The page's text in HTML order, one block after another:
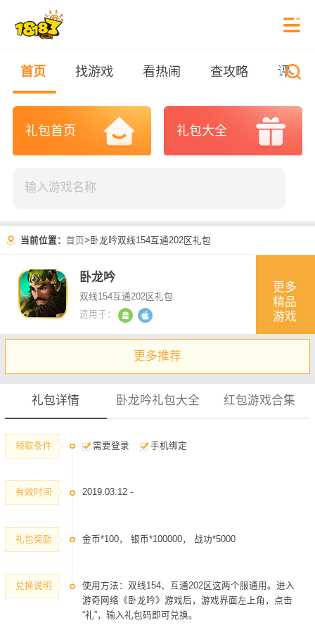
首页 找游戏 看热闹 查攻略 评测
礼包首页 礼包大全
当前位置：首页> 卧龙吟双线154互通202区礼包
卧龙吟
双线154互通202区礼包
适用于：
更多
精品
游戏
建议您收藏本页方便实时查看最新礼包
更多推荐
礼包详情 卧龙吟礼包大全 红包游戏合集
领取条件 需要登录 手机绑定
有效时间 2019.03.12 -
礼包奖励 金币*100， 银币*100000， 战功*5000
兑换说明
使用方法：双线154、互通202区这两个服通用。进入
游奇网络《卧龙吟》游戏后，游戏界面左上角，点击
“礼”，输入礼包码即可兑换。